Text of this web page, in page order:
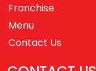
Franchise
Menu
Contact Us